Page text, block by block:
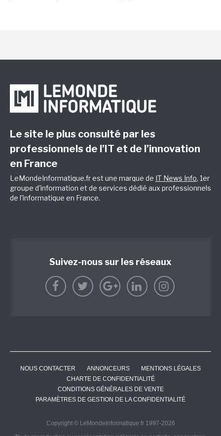
Le site le plus consulté par les
professionnels de l’IT et de l’innovation
en France
LeMondeInformatique.fr est une marque de IT News Info, 1er
groupe d'information et de services dédié aux professionnels
de l'informatique en France.
Suivez-nous sur les réseaux
NOUS CONTACTER ANNONCEURS
MENTIONS LÉGALES
CHARTE DE CONFIDENTIALITÉ
CONDITIONS GÉNÉRALES DE VENTE
PARAMÈTRES DE GESTION DE LA CONFIDENTIALITÉ
Copyright © LeMondeInformatique.fr 1997-2026